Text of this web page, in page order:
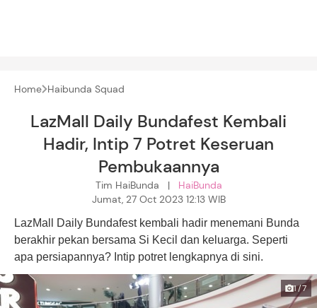
Home Haibunda Squad
LazMall Daily Bundafest Kembali
Hadir, Intip 7 Potret Keseruan
Pembukaannya
Tim HaiBunda | HaiBunda
Jumat, 27 Oct 2023 12:13 WIB
LazMall Daily Bundafest kembali hadir menemani Bunda
berakhir pekan bersama Si Kecil dan keluarga. Seperti
apa persiapannya? Intip potret lengkapnya di sini.
1/7